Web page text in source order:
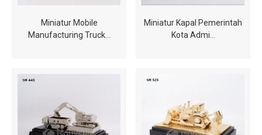
Miniatur Mobile
Manufacturing Truck…
Miniatur Kapal Pemerintah
Kota Admi…